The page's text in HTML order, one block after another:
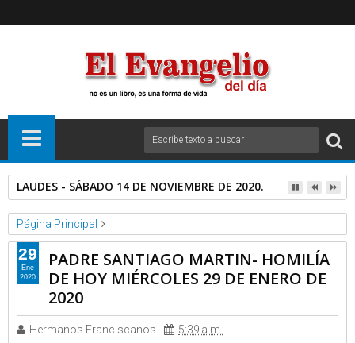
LAUDES - SÁBADO 14 DE NOVIEMBRE DE 2020.
Página Principal
Homilias y Catequesis Catolicas
Videos
PADRE SANTIAGO MARTIN- HOMILÍA DE HOY MIÉRCOLES 29 DE
ENERO DE 2020
PADRE SANTIAGO MARTIN- HOMILÍA
DE HOY MIÉRCOLES 29 DE ENERO DE
2020
Hermanos Franciscanos
5:39 a.m.
29
Ene
2020